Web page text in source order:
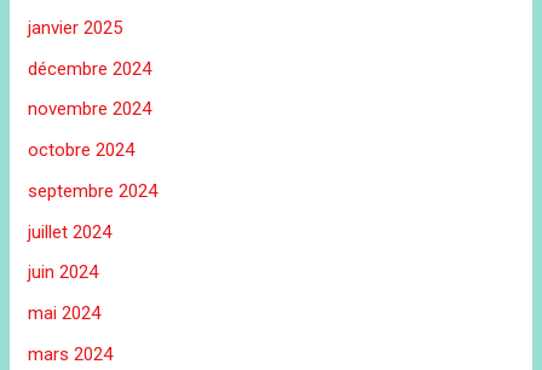
janvier 2025
décembre 2024
novembre 2024
octobre 2024
septembre 2024
juillet 2024
juin 2024
mai 2024
mars 2024